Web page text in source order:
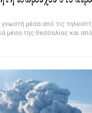
μέσα από τις
μέσα της Θεσσαλίας και